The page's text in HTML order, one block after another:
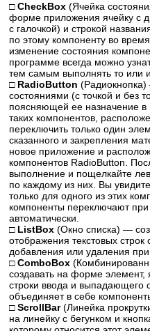
□ CheckBox(Ячейка
форме приложения ячейку с
с галочкой) и строкой
по этому компоненту во
изменение состояния
программе всегда можно
тем самым выполнять то или
□ RadioButton(Радиокнопка)
состояниями (с точкой и без
поясняющей ее назначение
таких компонентов,
переключить только один
сказанного и закрепления
новое приложение и
компонентов RadioButton.
выполнение и пощелкайте
по каждому из них. Вы
только для одного из этих
компоненты переключают при
автоматически.
□ ListBox(Окно списка) —
отображения текстовых
добавления или удаления
□ ComboBox
создавать на форме
строки ввода и выпадающего
объединяет в себе
□ ScrollBar(Линейка
на линейку с бегунком и